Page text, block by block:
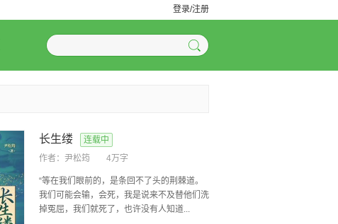
登录/注册
长生缕
连载中
作者： 尹松筠 4万字
“等在我们眼前的，是条回不了头的荆棘道。
我们可能会输，会死，我是说来不及替他们洗
掉冤屈，我们就死了，也许没有人知道...